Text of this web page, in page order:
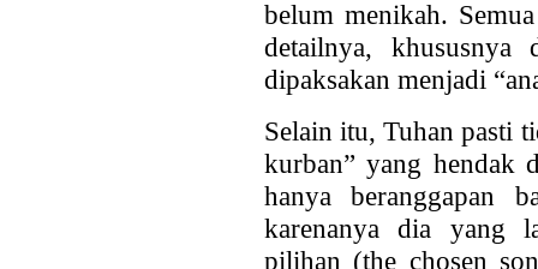
belum menikah.
detailnya, khususnya
dipaksakan menjadi
Selain itu, Tuhan pasti
kurban” yang hendak
hanya beranggapan
karenanya dia yang
pilihan (the chosen